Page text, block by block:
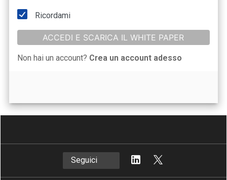
Ricordami
ACCEDI E SCARICA IL WHITE PAPER
Non hai un account? Crea un account adesso
Seguici